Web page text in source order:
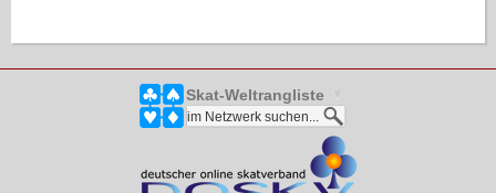
Skat-Weltrangliste